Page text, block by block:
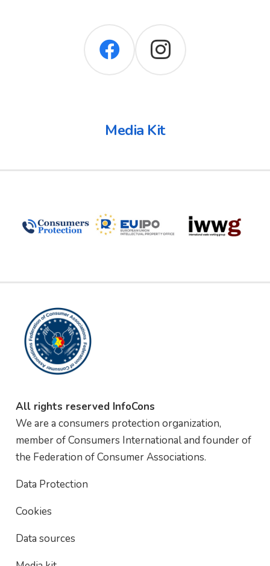
Media Kit
All rights reserved InfoCons
We are a consumers protection organization,
member of Consumers International and founder of
the Federation of Consumer Associations.
Data Protection
Cookies
Data sources